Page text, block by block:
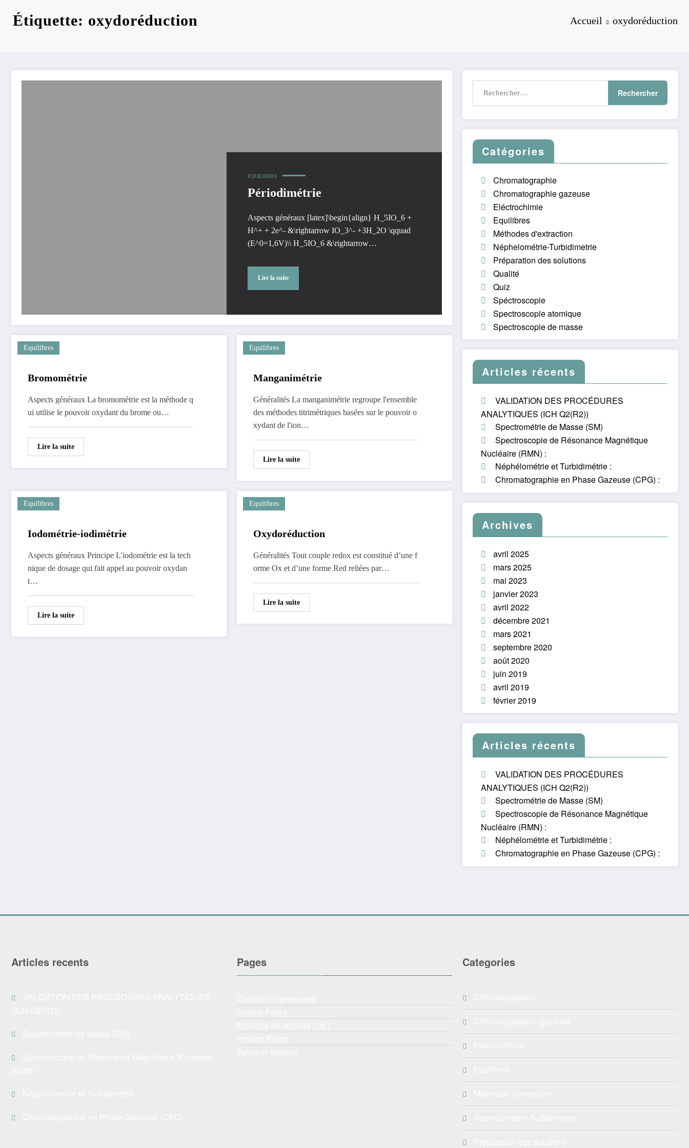
Étiquette: oxydoréduction Accueil oxydoréduction
EQUILIBRES
Périodimétrie
Aspects généraux [latex]\begin{align} H_5IO_6 +
H^+ + 2e^- &\rightarrow IO_3^- +3H_2O \qquad
(E^0=1,6V)\\ H_5IO_6 &\rightarrow…
Lire la suite
Equilibres
Bromométrie
Aspects généraux La bromométrie est la méthode q
ui utilise le pouvoir oxydant du brome ou…
Lire la suite
Equilibres
Manganimétrie
Généralités La manganimétrie regroupe l'ensemble
des méthodes titrimétriques basées sur le pouvoir o
xydant de l'ion…
Lire la suite
Equilibres
Iodométrie-iodimétrie
Aspects généraux Principe L'iodométrie est la tech
nique de dosage qui fait appel au pouvoir oxydan
t…
Lire la suite
Equilibres
Oxydoréduction
Généralités Tout couple redox est constitué d’une f
orme Ox et d’une forme Red reliées par…
Lire la suite
Catégories
Chromatographie
Chromatographie gazeuse
Eléctrochimie
Equilibres
Méthodes d'extraction
Néphelométrie-Turbidimetrie
Préparation des solutions
Qualité
Quiz
Spéctroscopie
Spectroscopie atomique
Spectroscopie de masse
Articles récents
VALIDATION DES PROCÉDURES
ANALYTIQUES (ICH Q2(R2))
Spectrométrie de Masse (SM)
Spectroscopie de Résonance Magnétique
Nucléaire (RMN) :
Néphélométrie et Turbidimétrie :
Chromatographie en Phase Gazeuse (CPG) :
Archives
avril 2025
mars 2025
mai 2023
janvier 2023
avril 2022
décembre 2021
mars 2021
septembre 2020
août 2020
juin 2019
avril 2019
février 2019
Articles récents
VALIDATION DES PROCÉDURES
ANALYTIQUES (ICH Q2(R2))
Spectrométrie de Masse (SM)
Spectroscopie de Résonance Magnétique
Nucléaire (RMN) :
Néphélométrie et Turbidimétrie :
Chromatographie en Phase Gazeuse (CPG) :
Articles recents Pages Categories